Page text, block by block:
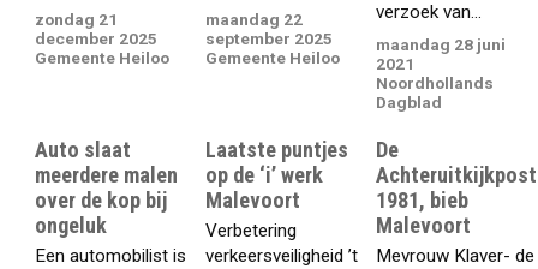
zondag 21
december 2025
Gemeente Heiloo
maandag 22
september 2025
Gemeente Heiloo
verzoek van...
maandag 28 juni
2021
Noordhollands
Dagblad
Auto slaat
meerdere malen
over de kop bij
ongeluk
Een automobilist is
Laatste puntjes
op de ‘i’ werk
Malevoort
Verbetering
verkeersveiligheid ’t
De
1981, bieb
Malevoort
Mevrouw Klaver- de